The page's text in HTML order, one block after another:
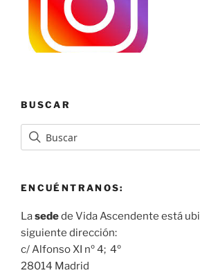
BUSCAR
ENCUÉNTRANOS:
Lasedede Vida Ascendente está
siguiente dirección:
c/ Alfonso XI nº 4; 4º
28014 Madrid